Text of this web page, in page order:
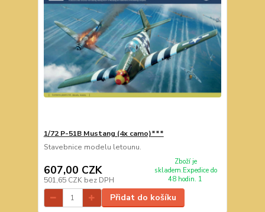
1/72 P-51B Mustang (4x camo)***
Stavebnice modelu letounu.
607,00 CZK
501,65 CZK bez DPH
Zboží je
skladem.Expedice do
48 hodin. 1
Přidat do košíku